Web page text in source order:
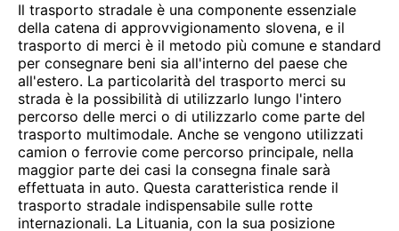
Il trasporto stradale è una componente essenziale
della catena di approvvigionamento slovena, e il
trasporto di merci è il metodo più comune e standard
per consegnare beni sia all'interno del paese che
all'estero. La particolarità del trasporto merci su
strada è la possibilità di utilizzarlo lungo l'intero
percorso delle merci o di utilizzarlo come parte del
trasporto multimodale. Anche se vengono utilizzati
camion o ferrovie come percorso principale, nella
maggior parte dei casi la consegna finale sarà
effettuata in auto. Questa caratteristica rende il
trasporto stradale indispensabile sulle rotte
internazionali. La Lituania, con la sua posizione